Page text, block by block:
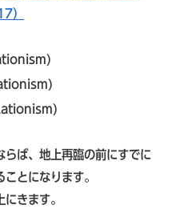
）
らば、地上再臨の前にすでに
とになります。
きます。